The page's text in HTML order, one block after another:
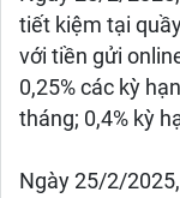
tiết kiệm tại
với tiền gửi
0,25% các kỳ
tháng; 0,4% kỳ
Ngày 25/2/